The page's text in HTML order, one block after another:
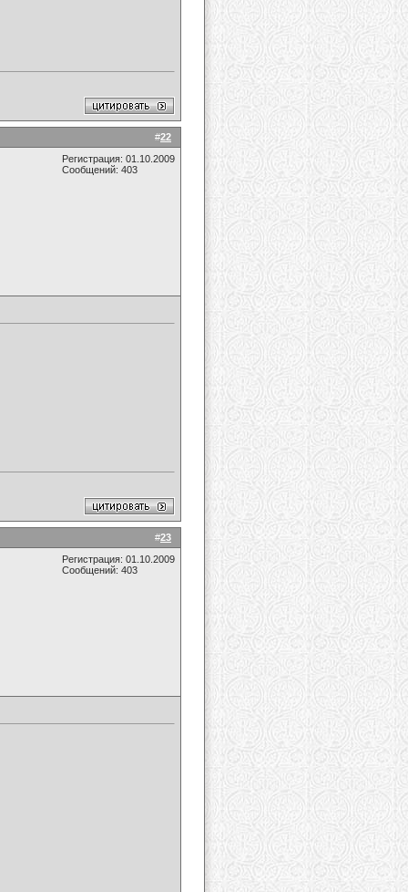
#22
Регистрация: 01.10.2009
Сообщений: 403
#23
Регистрация: 01.10.2009
Сообщений: 403